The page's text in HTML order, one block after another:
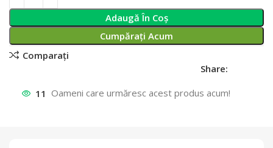
Adaugă În Coș
Cumpărați Acum
Comparați
Share:
11 Oameni care urmăresc acest produs acum!